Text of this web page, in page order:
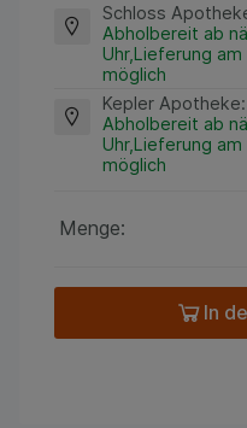
Schloss
Abholbereit ab
Uhr,Lieferung
möglich
Kepler Apotheke:
Abholbereit ab
Uhr,Lieferung
möglich
Menge:
In